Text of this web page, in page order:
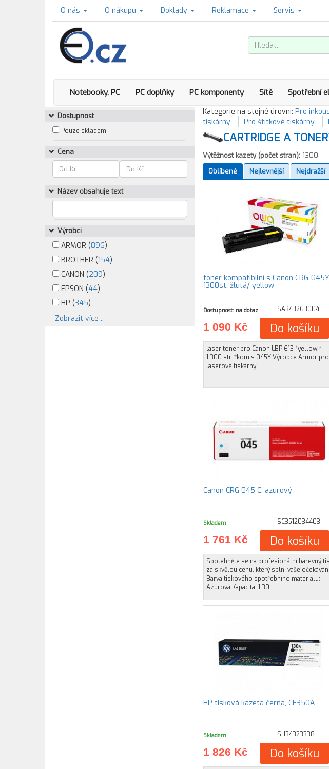
O nás O nákupu Doklady Reklamace Servis
Notebooky, PC PC doplňky PC komponenty Sítě Spotřební
Dostupnost
Pouze skladem
Cena
Název obsahuje text
Výrobci
ARMOR (896)
BROTHER (154)
CANON (209)
EPSON (44)
HP (345)
Zobrazit více ..
Kategorie na stejné úrovni: Pro
tiskárny
Pro štítkové tiskárny
CARTRIDGE A
Výtěžnost kazety (počet stran):1300
Oblíbené
Nejlevnější Nejdražší
toner kompatibilní s Canon CRG-
1300st, žlutá/ yellow
Dostupnost: na dotaz SA343263004
1 090 Kč Do košíku
laser toner pro Canon LBP 613 *yellow *
1.300 str. *kom.s 045Y Výrobce:Armor pro
laserové tiskárny
Canon CRG 045 C, azurový
Skladem SC3512034403
1 761 Kč Do košíku
Spolehněte se na profesionální barevný
za skvělou cenu, který splní vaše
Barva tiskového spotřebního materiálu:
Azurová Kapacita: 1 30
HP tisková kazeta černá, CF350A
Skladem SH34323338
1 826 Kč Do košíku